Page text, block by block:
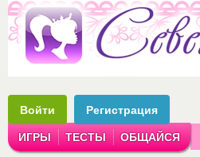
Войти Регистрация
ИГРЫ ТЕСТЫ ОБЩАЙСЯ